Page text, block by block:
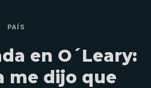
PAÍS
en O´Leary:
me dijo que